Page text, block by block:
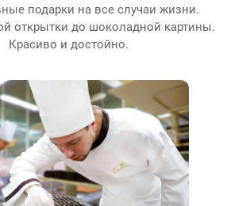
подарки на все случаи жизни.
открытки до шоколадной картины.
Красиво и достойно.